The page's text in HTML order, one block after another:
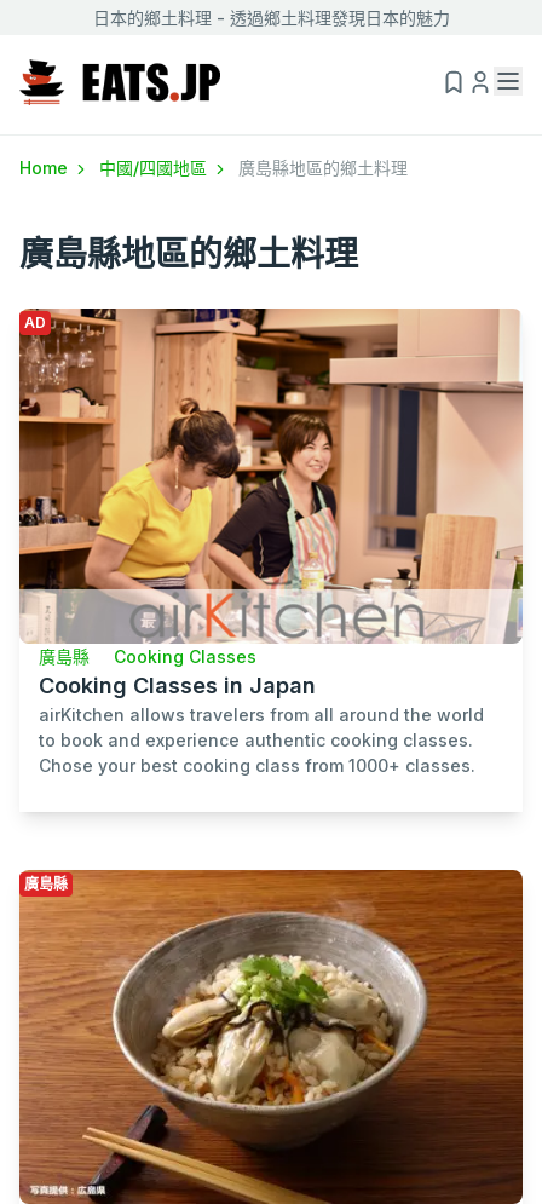
日本的鄉土料理 - 透過鄉土料理發現日本的魅力
Home 中國/四國地區 廣島縣地區的鄉土料理
廣島縣地區的鄉土料理
AD
廣島縣 Cooking Classes
Cooking Classes in Japan
airKitchen allows travelers from all around the world
to book and experience authentic cooking classes.
Chose your best cooking class from 1000+ classes.
廣島縣